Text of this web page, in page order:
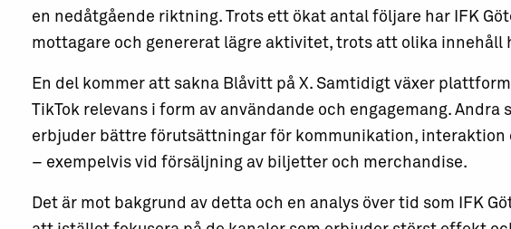
en nedåtgående riktning. Trots ett ökat antal följare har IFK
mottagare och genererat lägre aktivitet, trots att olika innehåll
En del kommer att sakna Blåvitt på X. Samtidigt växer
TikTok relevans i form av användande och engagemang. Andra
erbjuder bättre förutsättningar för kommunikation, interaktion
– exempelvis vid försäljning av biljetter och merchandise.
Det är mot bakgrund av detta och en analys över tid som IFK